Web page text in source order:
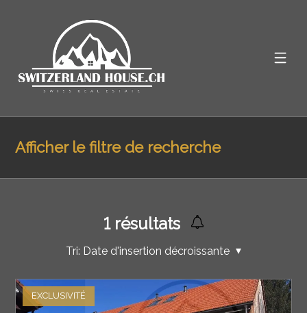
Afficher le filtre de recherche
1résultats
Tri: Date d'insertion décroissante
EXCLUSIVITÉ